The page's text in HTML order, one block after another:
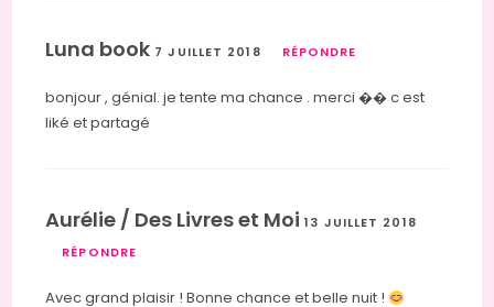
Luna book 7 JUILLET 2018 RÉPONDRE
bonjour , génial. je tente ma chance . merci �� c est
liké et partagé
Aurélie / Des Livres et Moi13 JUILLET 2018
RÉPONDRE
Avec grand plaisir ! Bonne chance et belle nuit !